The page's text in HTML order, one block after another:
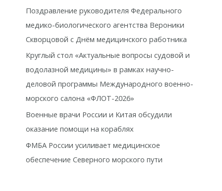
Поздравление руководителя Федерального
медико-биологического агентства Вероники
Скворцовой с Днём медицинского работника
Круглый стол «Актуальные вопросы судовой и
водолазной медицины» в рамках научно-
деловой программы Международного военно-
морского салона «ФЛОТ-2026»
Военные врачи России и Китая обсудили
оказание помощи на кораблях
ФМБА России усиливает медицинское
обеспечение Северного морского пути